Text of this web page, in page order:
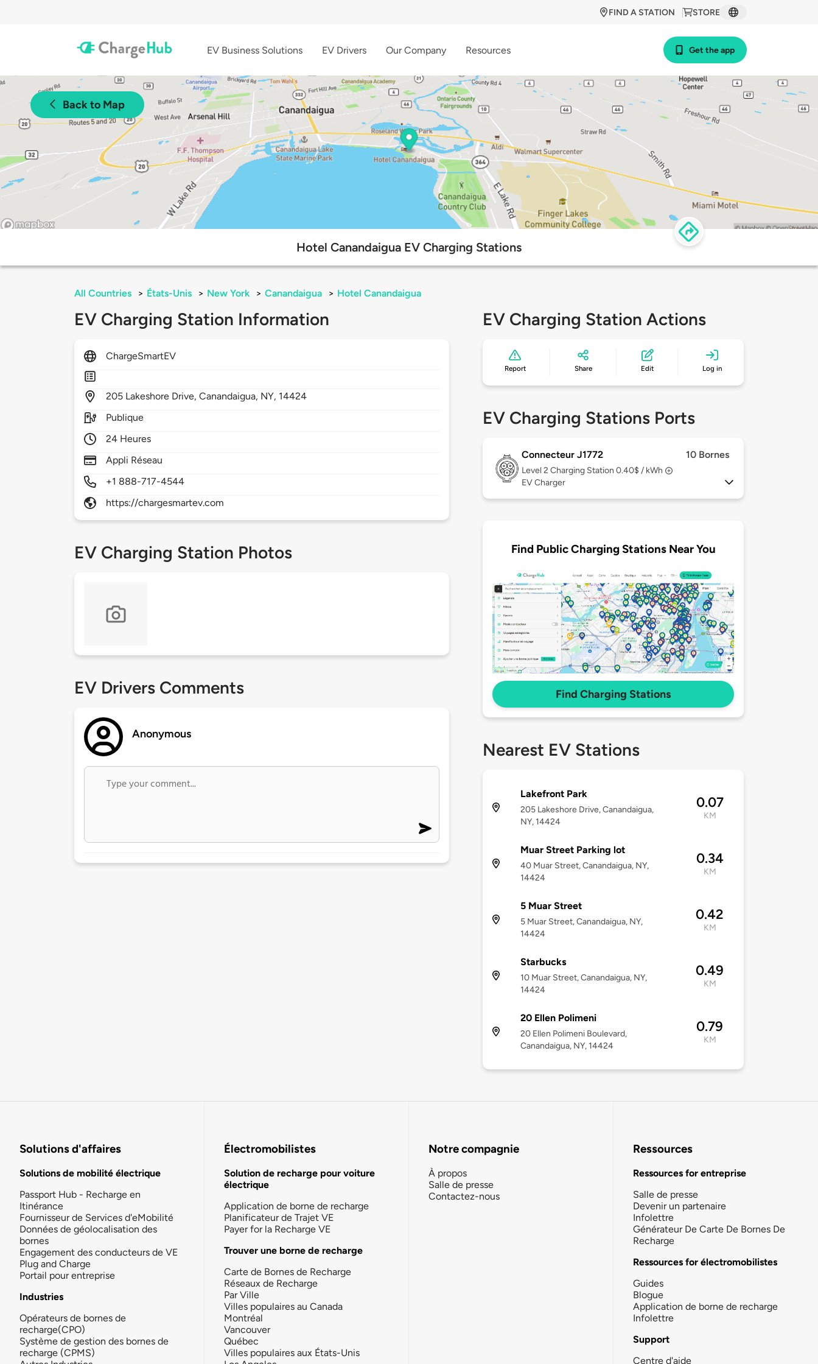
STORE
FIND A STATION
EV Business Solutions EV Drivers Our Company Resources Get the app
Back to Map
Hotel Canandaigua EV Charging Stations
All Countries > États-Unis > New York > Canandaigua > Hotel Canandaigua
EV Charging Station Information
ChargeSmartEV
205 Lakeshore Drive,Canandaigua, NY, 14424
Publique
24 Heures
Appli Réseau
+1 888-717-4544
https://chargesmartev.com
EV Charging Station Photos
EV Drivers Comments
Anonymous
EV Charging Station Actions
Report Share Edit Log in
EV Charging Stations Ports
Connecteur J1772 10 Bornes
Level 2 Charging Station 0.40$ / kWh
EV Charger
Find Public Charging Stations Near You
Find Charging Stations
Nearest EV Stations
Lakefront Park
205 Lakeshore Drive, Canandaigua,
NY, 14424
0.07
KM
Muar Street Parking lot
40 Muar Street, Canandaigua, NY,
14424
0.34
KM
5 Muar Street
5 Muar Street, Canandaigua, NY,
14424
0.42
KM
Starbucks
10 Muar Street, Canandaigua, NY,
14424
0.49
KM
20 Ellen Polimeni
20 Ellen Polimeni Boulevard,
Canandaigua, NY, 14424
0.79
KM
Solutions d'affaires
Solutions de mobilité électrique
Passport Hub - Recharge en
Itinérance
Fournisseur de Services d'eMobilité
Données de géolocalisation des
bornes
Engagement des conducteurs de VE
Plug and Charge
Portail pour entreprise
Industries
Opérateurs de bornes de
recharge(CPO)
Système de gestion des bornes de
recharge (CPMS)
Électromobilistes
Solution de recharge pour voiture
électrique
Application de borne de recharge
Planificateur de Trajet VE
Payer for la Recharge VE
Trouver une borne de recharge
Carte de Bornes de Recharge
Réseaux de Recharge
Par Ville
Villes populaires au Canada
Montréal
Vancouver
Québec
Villes populaires aux États-Unis
Notre compagnie
À propos
Salle de presse
Contactez-nous
Ressources
Ressources for entreprise
Salle de presse
Devenir un partenaire
Infolettre
Générateur De Carte De Bornes De
Recharge
Ressources for électromobilistes
Guides
Blogue
Application de borne de recharge
Infolettre
Support
Centre d'aide